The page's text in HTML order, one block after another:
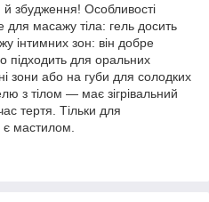
й збудження! Особливості
для масажу тіла: гель досить
інтимних зон: він добре
підходить для оральних
зони або на губи для солодких
з тілом — має зігрівальний
тертя. Тільки для
є мастилом.